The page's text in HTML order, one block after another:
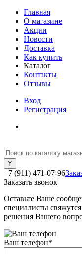
Главная
О магазине
Акции
Новости
Доставка
Как купить
Каталог
Контакты
Отзывы
Вход
Регистрация
+7 (911) 471-07-96
Заказать звонок
Оставьте Ваше
специалисты
решения Вашего
Ваш телефон*